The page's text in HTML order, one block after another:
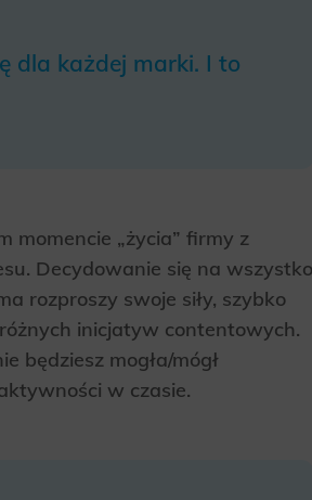
Analytical cookies and similar technologies allow us to
dla każdej marki. I to
momencie „życia” firmy z
Decydowanie się na wszystko
rozproszy swoje siły, szybko
inicjatyw contentowych.
będziesz mogła/mógł
w czasie.